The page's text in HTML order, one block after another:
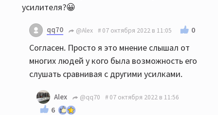
усилителя?😀
qq70 @Alex 07 октября 2022 в 11:05 0
Согласен. Просто я это мнение слышал от
многих людей у кого была возможность его
слушать сравнивая с другими усилками.
Alex @qq70 07 октября 2022 в 11:56
6